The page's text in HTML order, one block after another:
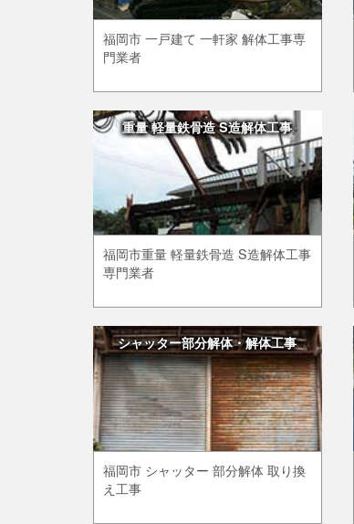
福岡市 一戸建て 一軒家 解体工事専
門業者
重量 軽量鉄骨造 S造解体工事
福岡市重量 軽量鉄骨造 S造解体工事
専門業者
シャッター部分解体・解体工事
福岡市 シャッター 部分解体 取り換
え工事